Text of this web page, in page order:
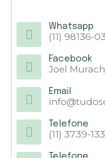
Whatsapp
(11) 98136-
Facebook
Joel
Email
Telefone
(11) 3739-